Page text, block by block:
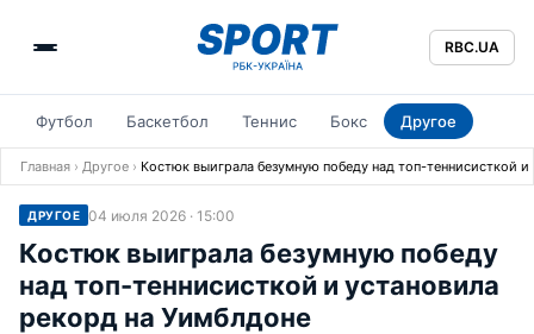
RBC.UA
Футбол Баскетбол Теннис Бокс Другое
Главная › Другое › Костюк выиграла безумную победу над топ-теннисисткой
ДРУГОЕ 04 июля 2026 · 15:00
Костюк выиграла безумную победу
над топ-теннисисткой и установила
рекорд на Уимблдоне